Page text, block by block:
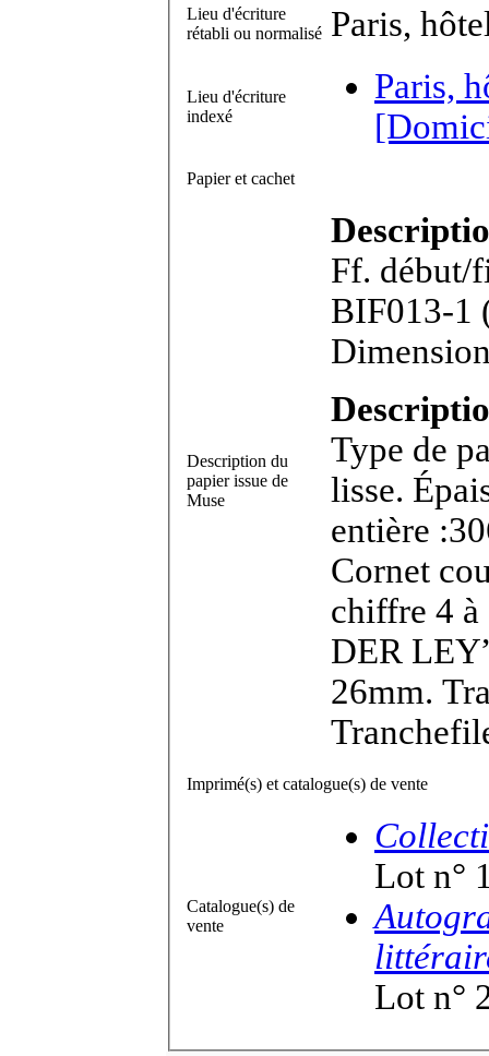
Lieu d'écriture
rétabli ou normalisé Paris,
Lieu d'écriture
indexé
Paris,
Papier et cachet
Description du
papier issue de
Muse
Ff. début/
BIF013-1 (sous réserves). Feuillet in-8°.
Type de
lisse.
entière
Cornet
chiffre 4
DER
26mm.
Imprimé(s) et catalogue(s) de vente
Catalogue(s) de
vente
Lot n°
Lot n°